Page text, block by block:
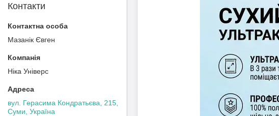
Контакти
Мазанік Євген
Ніка Універс
вул. Герасима Кондратьєва, 215,
Суми, Україна